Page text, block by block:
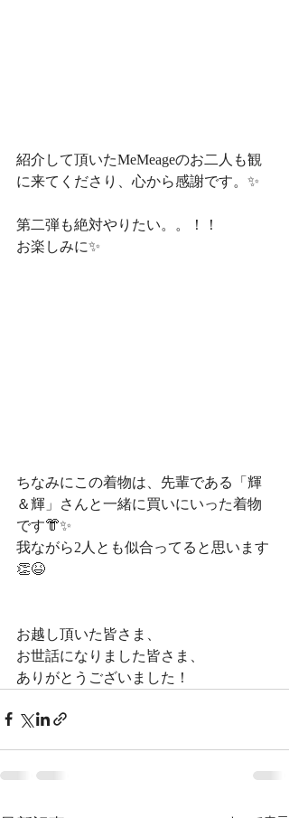
紹介して頂いたMeMeageのお二人も観
に来てくださり、心から感謝です。✨
第二弾も絶対やりたい。。！！
お楽しみに✨
ちなみにこの着物は、先輩である「輝
＆輝」さんと一緒に買いにいった着物
です👘✨
我ながら2人とも似合ってると思います
👏😆
お越し頂いた皆さま、
お世話になりました皆さま、
ありがとうございました！